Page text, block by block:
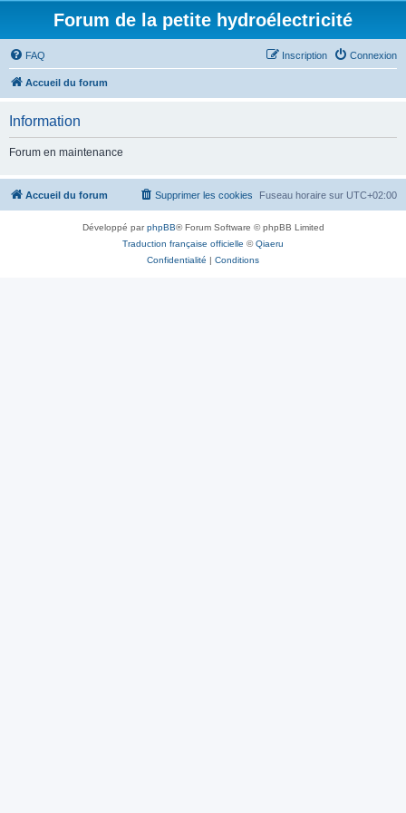
Forum de la petite hydroélectricité
FAQ Connexion
Inscription
Accueil du forum
Information
Forum en maintenance
Accueil du forum Fuseau horaire sur UTC+02:00
Supprimer les cookies
Développé parphpBB® Forum Software © phpBB Limited
Traduction française officielle ©Qiaeru
Confidentialité | Conditions